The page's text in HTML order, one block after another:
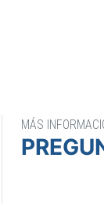
MÁS